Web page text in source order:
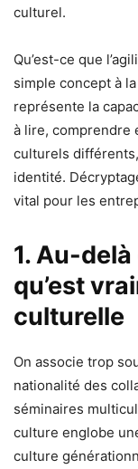
culturel.
Qu’est-ce que
simple concept à
représente la
à lire, comprendre
culturels
identité.
vital pour les
1. Au-
qu’est
culturelle
On associe trop
nationalité des
séminaires
culture englobe
culture